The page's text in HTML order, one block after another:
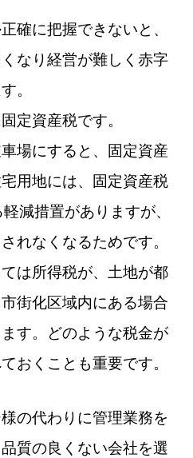
確に把握できないと、
なり経営が難しく赤字
。
定資産税です。
場にすると、固定資産
用地には、固定資産税
減措置がありますが、
れなくなるためです。
は所得税が、土地が都
街化区域内にある場合
す。どのような税金が
おくことも重要です。
の代わりに管理業務を
質の良くない会社を選